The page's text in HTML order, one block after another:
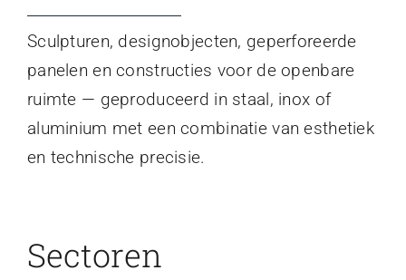
Sculpturen, designobjecten, geperforeerde
panelen en constructies voor de openbare
ruimte — geproduceerd in staal, inox of
aluminium met een combinatie van esthetiek
en technische precisie.
Sectoren